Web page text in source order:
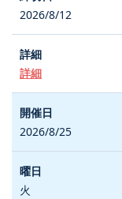
2026/8/12
詳細
2026/8/25
火